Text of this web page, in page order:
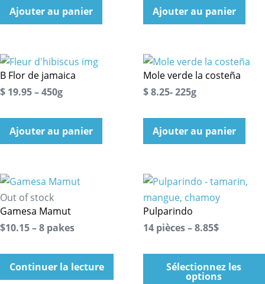
Ajouter au panier Ajouter au panier
B Flor de jamaica
$ 19.95 – 450g
Ajouter au panier
Mole verde la costeña
$ 8.25- 225g
Ajouter au panier
Out of stock
Gamesa Mamut
$10.15 – 8 pakes
Continuer la lecture
Pulparindo
14 pièces – 8.85$
Sélectionnez les
options